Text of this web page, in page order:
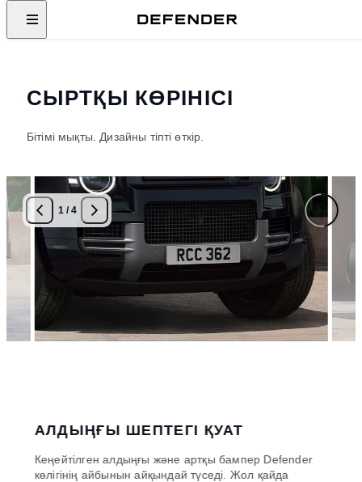
СЫРТҚЫ КӨРІНІСІ
Бітімі мықты. Дизайны тіпті өткір.
1 /4
АЛДЫҢҒЫ ШЕПТЕГІ ҚУАТ
Кеңейтілген алдыңғы және артқы бампер Defender
көлігінің айбынын айқындай түседі. Жол қайда